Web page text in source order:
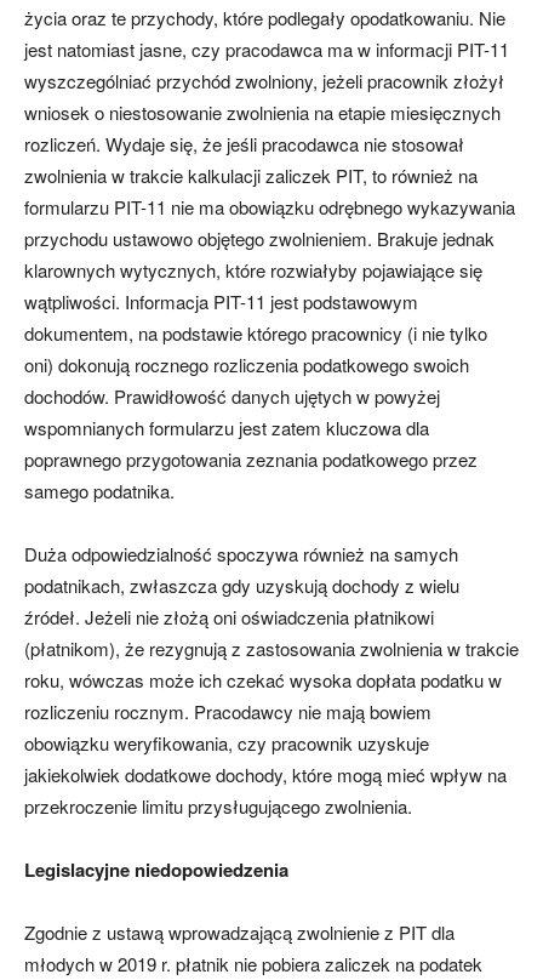
życia oraz te przychody, które podlegały opodatkowaniu. Nie
jest natomiast jasne, czy pracodawca ma w informacji PIT-11
wyszczególniać przychód zwolniony, jeżeli pracownik złożył
wniosek o niestosowanie zwolnienia na etapie miesięcznych
rozliczeń. Wydaje się, że jeśli pracodawca nie stosował
zwolnienia w trakcie kalkulacji zaliczek PIT, to również na
formularzu PIT-11 nie ma obowiązku odrębnego wykazywania
przychodu ustawowo objętego zwolnieniem. Brakuje jednak
klarownych wytycznych, które rozwiałyby pojawiające się
wątpliwości. Informacja PIT-11 jest podstawowym
dokumentem, na podstawie którego pracownicy (i nie tylko
oni) dokonują rocznego rozliczenia podatkowego swoich
dochodów. Prawidłowość danych ujętych w powyżej
wspomnianych formularzu jest zatem kluczowa dla
poprawnego przygotowania zeznania podatkowego przez
samego podatnika.
Duża odpowiedzialność spoczywa również na samych
podatnikach, zwłaszcza gdy uzyskują dochody z wielu
źródeł. Jeżeli nie złożą oni oświadczenia płatnikowi
(płatnikom), że rezygnują z zastosowania zwolnienia w trakcie
roku, wówczas może ich czekać wysoka dopłata podatku w
rozliczeniu rocznym. Pracodawcy nie mają bowiem
obowiązku weryfikowania, czy pracownik uzyskuje
jakiekolwiek dodatkowe dochody, które mogą mieć wpływ na
przekroczenie limitu przysługującego zwolnienia.
Legislacyjne niedopowiedzenia
Zgodnie z ustawą wprowadzającą zwolnienie z PIT dla
młodych w 2019 r. płatnik nie pobiera zaliczek na podatek